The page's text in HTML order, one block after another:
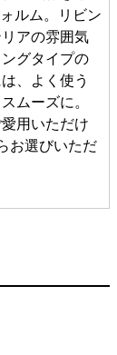
ルム。リビン
アの雰囲気
グタイプの
、よく使う
ムーズに。
用いただけ
お選びいただ